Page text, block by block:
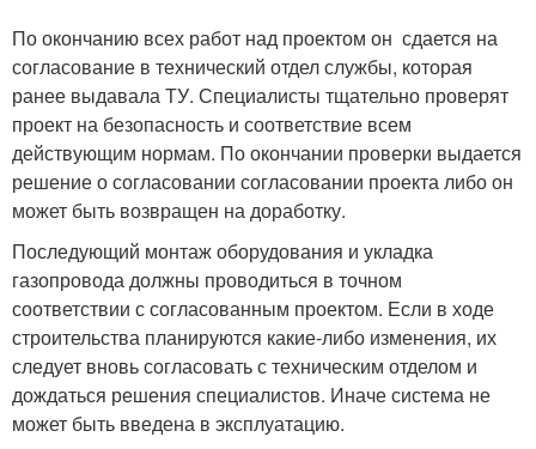
По окончанию всех работ над проектом он сдается на
согласование в технический отдел службы, которая
ранее выдавала ТУ. Специалисты тщательно проверят
проект на безопасность и соответствие всем
действующим нормам. По окончании проверки выдается
решение о согласовании согласовании проекта либо он
может быть возвращен на доработку.
Последующий монтаж оборудования и укладка
газопровода должны проводиться в точном
соответствии с согласованным проектом. Если в ходе
строительства планируются какие-либо изменения, их
следует вновь согласовать с техническим отделом и
дождаться решения специалистов. Иначе система не
может быть введена в эксплуатацию.